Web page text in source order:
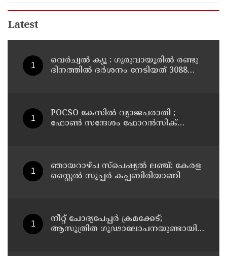
Latest
വെർച്വൽ ക്യൂ : ഗുരുവായൂരിൽ രണ്ടു
ദിനത്തിൽ ദർശനം നേടിയത് 3088
POCSO കേസിൽ വ്യാജപരാതി ;
ഫോൺ സന്ദേശം ഫോറൻസിക്
ഞായറാഴ്ച സ്പെഷ്യൽ ലഞ്ച്: കേരള
സ്റ്റൈൽ സൂപ്പർ കപ്പബിരിയാണി
നീറ്റ് ചോദ്യപേപ്പര്‍ ക്രമക്കേട്;
ആസൂത്രിത ഗൂഢാലോചനയുണ്ടായി;